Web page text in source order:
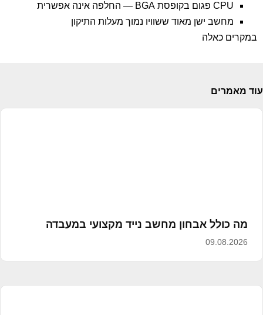
CPU פגום בקופסת BGA — החלפה אינה אפשרית
מחשב ישן מאוד ששוויו נמוך מעלות התיקון
במקרים כאלה
עוד מאמרים
מה כולל אבחון מחשב נייד מקצועי במעבדה
09.08.2026